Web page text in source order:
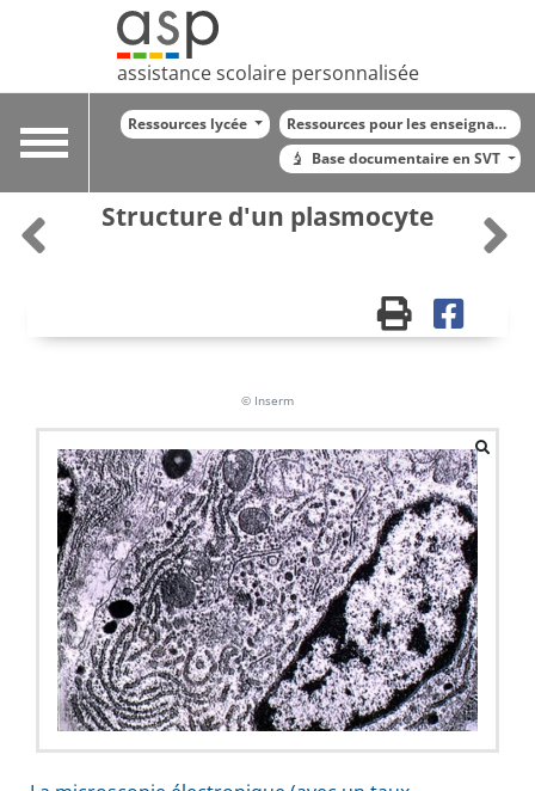
assistance scolaire personnalisée
Toggle
Ressources lycée
Ressources pour les enseignants
Base documentaire en SVT
Structure d'un plasmocyte
© Inserm